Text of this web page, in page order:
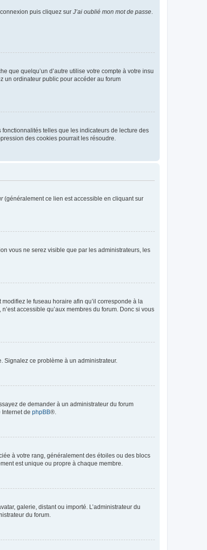
puis cliquez sur J’ai oublié mon mot de passe
que quelqu’un d’autre utilise votre compte à votre insu
un ordinateur public pour accéder au forum
telles que les indicateurs de lecture des
des cookies pourrait les résoudre.
(généralement ce lien est accessible en cliquant sur
vous ne serez visible que par les administrateurs, les
modifiez le fuseau horaire afin qu’il corresponde à la
accessible qu’aux membres du forum. Donc si vous
Signalez ce problème à un administrateur.
de demander à un administrateur du forum
Internet de phpBB®.
à votre rang, généralement des étoiles ou des blocs
est unique ou propre à chaque membre.
galerie, distant ou importé. L’administrateur du
du forum.